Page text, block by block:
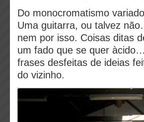
Do monocromatismo
Uma guitarra, ou talvez
nem por isso. Coisas ditas
um fado que se quer
frases desfeitas de ideias
do vizinho.